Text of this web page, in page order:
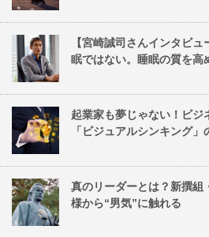
【宮崎誠司さんインタビ
眠ではない。睡眠の質を高
起業家も夢じゃない！ビジ
「ビジュアルシンキング」
真のリーダーとは？新撰組
様から“男気”に触れる